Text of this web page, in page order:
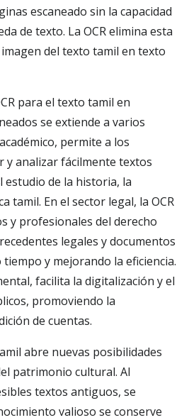
escaneado sin la capacidad
de texto. La OCR elimina esta
del texto tamil en texto
para el texto tamil en
se extiende a varios
permite a los
y analizar fácilmente textos
de la historia, la
tamil. En el sector legal, la OCR
y profesionales del derecho
legales y documentos
y mejorando la eficiencia.
facilita la digitalización y el
promoviendo la
de cuentas.
abre nuevas posibilidades
patrimonio cultural. Al
textos antiguos, se
valioso se conserve